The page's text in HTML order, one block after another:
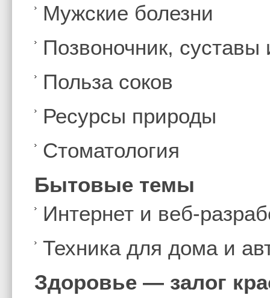
Мужские болезни
Позвоночник,
Польза соков
Ресурсы природы
Стоматология
Бытовые темы
Интернет и веб-
Техника для дома и
Здоровье — залог